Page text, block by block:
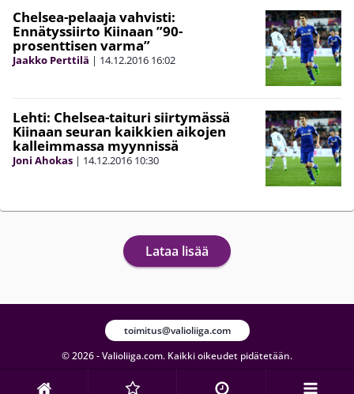
Chelsea-pelaaja vahvisti:
Ennätyssiirto Kiinaan ”90-
prosenttisen varma”
Jaakko Perttilä | 14.12.2016 16:02
Lehti: Chelsea-taituri siirtymässä
Kiinaan seuran kaikkien aikojen
kalleimmassa myynnissä
Joni Ahokas | 14.12.2016 10:30
Lataa lisää
© 2026 - Valioliiga.com. Kaikki oikeudet pidätetään.
toimitus@valioliiga.com